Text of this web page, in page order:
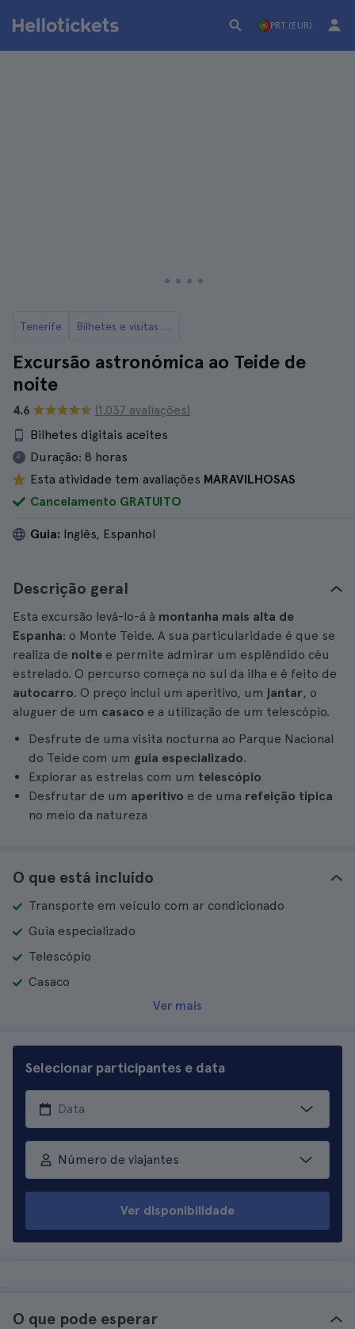
PRT (EUR)
Tenerife Bilhetes e visitas ao Teide em Tenerife
Excursão astronómica ao Teide de
noite
4.6
(1.037 avaliações)
Bilhetes digitais aceites
Duração: 8 horas
Esta atividade tem avaliações MARAVILHOSAS
Cancelamento GRATUITO
Guia: Inglês, Espanhol
Descrição geral
Esta excursão levá-lo-á à montanha mais alta de
Espanha: o Monte Teide. A sua particularidade é que se
realiza de noite e permite admirar um esplêndido céu
estrelado. O percurso começa no sul da ilha e é feito de
autocarro. O preço inclui um aperitivo, um jantar, o
aluguer de um casaco e a utilização de um telescópio.
Desfrute de uma visita nocturna ao Parque Nacional
do Teide com um guia especializado.
Explorar as estrelas com um telescópio
Desfrutar de um aperitivo e de uma refeição típica
no meio da natureza
O que está incluído
Transporte em veículo com ar condicionado
Guia especializado
Telescópio
Casaco
Ver mais
Selecionar participantes e data
Número de viajantes
Ver disponibilidade
O que pode esperar